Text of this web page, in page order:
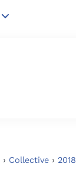
› Collective › 2018